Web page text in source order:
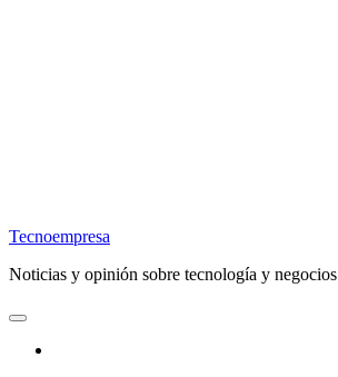
Tecnoempresa
Noticias y opinión sobre tecnología y negocios